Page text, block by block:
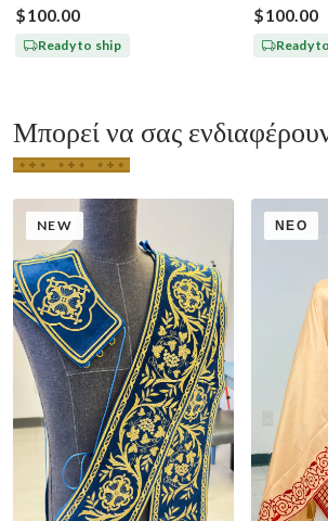
και Παύλο
$100.00
Ready to ship
Εικόνες
$100.00
Ready
Μπορεί να σας
NEW ΝΈΟ